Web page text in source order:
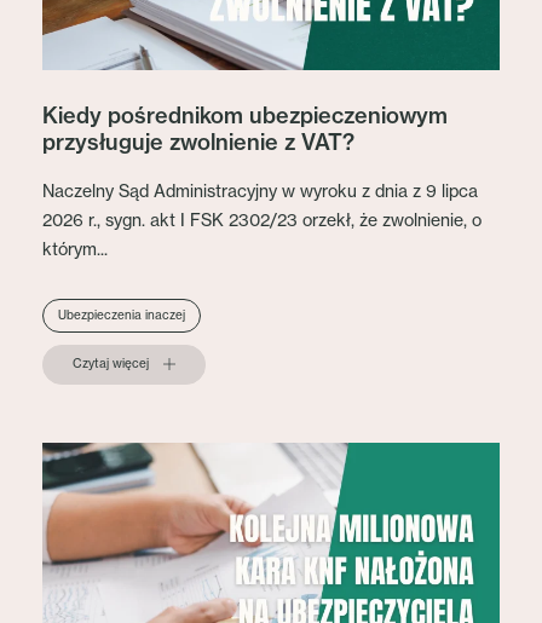
Kiedy pośrednikom ubezpieczeniowym
przysługuje zwolnienie z VAT?
Naczelny Sąd Administracyjny w wyroku z dnia z 9 lipca
2026 r., sygn. akt I FSK 2302/23 orzekł, że zwolnienie, o
którym...
Ubezpieczenia inaczej
Czytaj więcej